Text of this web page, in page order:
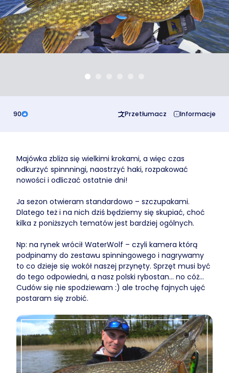
Business
90 Przetłumacz Informacje
Majówka zbliża się wielkimi krokami, a więc czas
odkurzyć spinnningi, naostrzyć haki, rozpakować
nowości i odliczać ostatnie dni!
Ja sezon otwieram standardowo – szczupakami.
Dlatego też i na nich dziś będziemy się skupiać, choć
kilka z poniższych tematów jest bardziej ogólnych.
Np: na rynek wrócił WaterWolf – czyli kamera którą
podpinamy do zestawu spinningowego i nagrywamy
to co dzieje się wokół naszej przynęty. Sprzęt musi być
do tego odpowiedni, a nasz polski rybostan… no cóż…
Cudów się nie spodziewam :) ale trochę fajnych ujęć
postaram się zrobić.